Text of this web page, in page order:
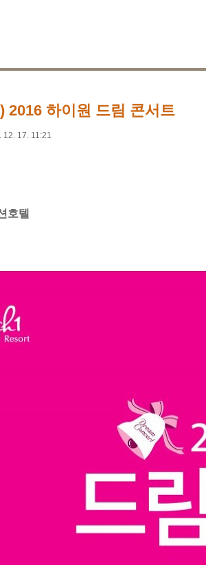
2016 하이원 드림 콘서트
12. 17. 11:21
호텔